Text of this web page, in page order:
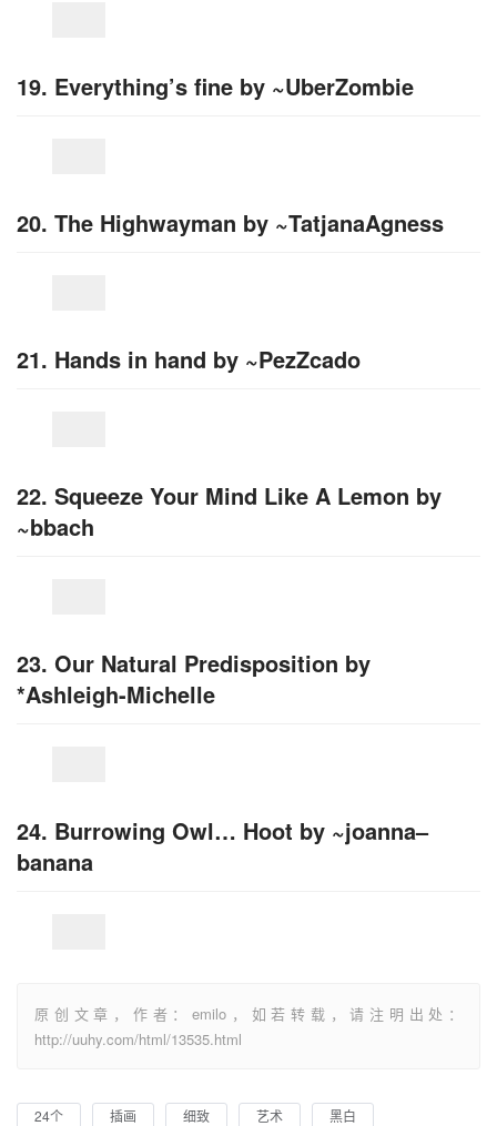
19. Everything’s fine by ~UberZombie
20. The Highwayman by ~TatjanaAgness
21. Hands in hand by ~PezZcado
22. Squeeze Your Mind Like A Lemon by
~bbach
23. Our Natural Predisposition by
*Ashleigh-Michelle
24. Burrowing Owl… Hoot by ~joanna–
banana
原创文章，作者：emilo，如若转载，请注明出处：
http://uuhy.com/html/13535.html
24个 插画 细致 艺术 黑白